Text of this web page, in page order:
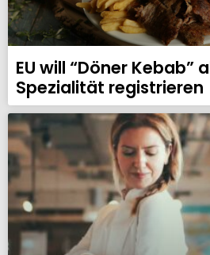
EU will “Döner Kebab”
Spezialität registrieren